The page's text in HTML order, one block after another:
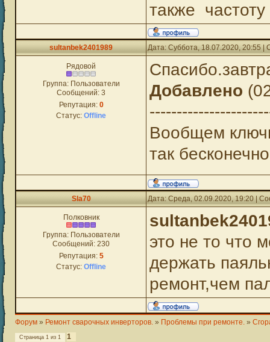
также частоту
sultanbek2401989 Дата: Суббота, 18.07.2020, 20:55
Рядовой
Группа: Пользователи
Сообщений: 3
Репутация: 0
Статус: Offline
Добавлено
Вообщем
так
Sla70 Дата: Среда, 02.09.2020, 19:20 |
Полковник
Группа: Пользователи
Сообщений: 230
Репутация: 5
Статус: Offline
это не то что
держать
ремонт,чем
Форум » Ремонт сварочных инверторов. » Проблемы при ремонте. »
Страница 1 из 1 1